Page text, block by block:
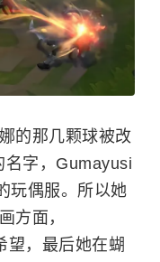
的那几颗球被改
字，Gumayusi
玩偶服。所以她
方面，
望，最后她在蝴